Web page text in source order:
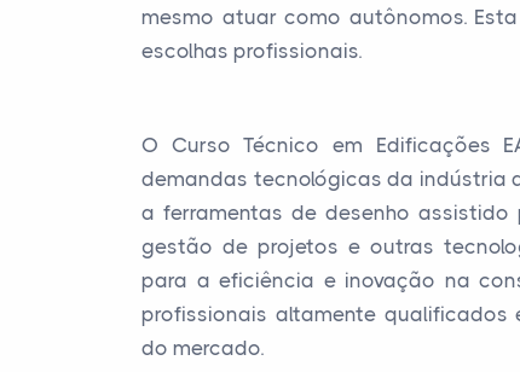
mesmo atuar como autônomos.
escolhas profissionais.
O Curso Técnico em Edificações
demandas tecnológicas da indústria
a ferramentas de desenho assistido
gestão de projetos e outras
para a eficiência e inovação na
profissionais altamente
do mercado.